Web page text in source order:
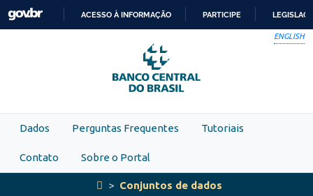
Skip to main content
PARA
O
CONTEÚDO
ACESSO À INFORMAÇÃO PARTICIPE
ENGLISH
Dados Perguntas Frequentes Tutoriais
Contato Sobre o Portal
Conjuntos de dados